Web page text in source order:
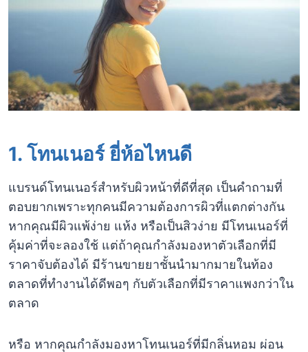
1. โทนเนอร์ ยี่ห้อไหนดี
แบรนด์โทนเนอร์สำหรับผิวหน้าที่ดีที่สุด เป็นคำถามที่
ตอบยากเพราะทุกคนมีความต้องการผิวที่แตกต่างกัน
หากคุณมีผิวแพ้ง่าย แห้ง หรือเป็นสิวง่าย มีโทนเนอร์ที่
คุ้มค่าที่จะลองใช้ แต่ถ้าคุณกำลังมองหาตัวเลือกที่มี
ราคาจับต้องได้ มีร้านขายยาชั้นนำมากมายในท้อง
ตลาดที่ทำงานได้ดีพอๆ กับตัวเลือกที่มีราคาแพงกว่าใน
ตลาด
หรือ หากคุณกำลังมองหาโทนเนอร์ที่มีกลิ่นหอม ผ่อน